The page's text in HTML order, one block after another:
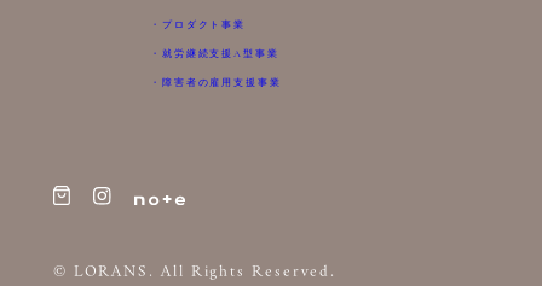
プロダクト事業
就労継続支援A型事業
障害者の雇用支援事業
© LORANS. All Rights Reserved.